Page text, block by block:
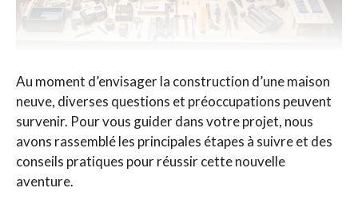
Au moment d’envisager la construction d’une maison
neuve, diverses questions et préoccupations peuvent
survenir. Pour vous guider dans votre projet, nous
avons rassemblé les principales étapes à suivre et des
conseils pratiques pour réussir cette nouvelle
aventure.